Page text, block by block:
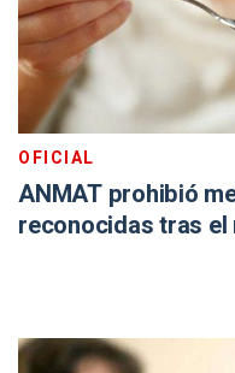
OFICIAL
ANMAT prohibió
reconocidas tras